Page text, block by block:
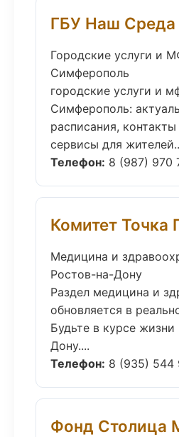
ГБУ Наш Среда
Городские услуги и
Симферополь
городские услуги и
Симферополь:
расписания,
сервисы для
Телефон: 8 (987) 970
Комитет Точка
Медицина и
Ростов-на-Дону
Раздел медицина и
обновляется в
Будьте в курсе
Дону....
Телефон: 8 (935) 544
Фонд Столица